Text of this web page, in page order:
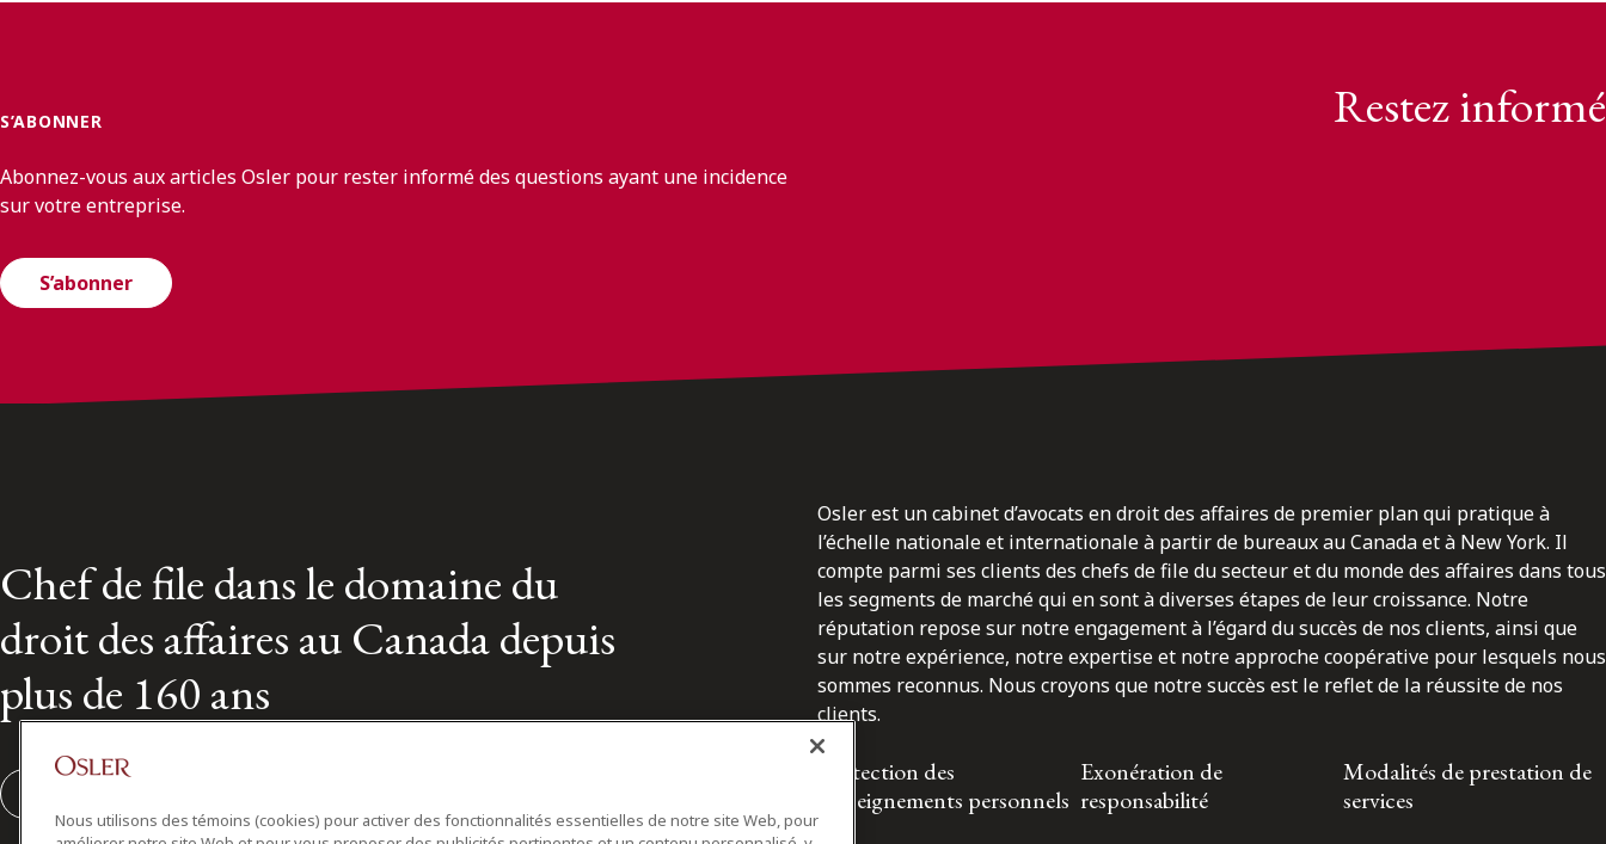
S’ABONNER Restez informé
Abonnez-vous aux articles Osler pour rester informé des questions ayant une incidence
sur votre entreprise.
S’abonner
Chef de file dans le domaine du
droit des affaires au Canada depuis
plus de 160 ans
Osler est un cabinet d’avocats en droit des affaires de premier plan qui pratique à
l’échelle nationale et internationale à partir de bureaux au Canada et à New York. Il
compte parmi ses clients des chefs de file du secteur et du monde des affaires dans tous
les segments de marché qui en sont à diverses étapes de leur croissance. Notre
réputation repose sur notre engagement à l’égard du succès de nos clients, ainsi que
sur notre expérience, notre expertise et notre approche coopérative pour lesquels nous
sommes reconnus. Nous croyons que notre succès est le reflet de la réussite de nos
clients.
Protection des
renseignements personnels
Exonération de
responsabilité
Modalités de prestation de
services
Nous utilisons des témoins (cookies) pour activer des fonctionnalités essentielles de notre site Web, pour